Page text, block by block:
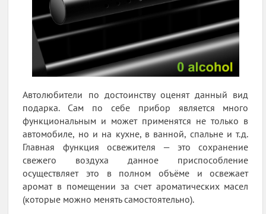
Автолюбители по достоинству оценят данный вид
подарка. Сам по себе прибор является много
функциональным и может применятся не только в
автомобиле, но и на кухне, в ванной, спальне и т.д.
Главная функция освежителя — это сохранение
свежего воздуха данное приспособление
осуществляет это в полном объёме и освежает
аромат в помещении за счет ароматических масел
(которые можно менять самостоятельно).